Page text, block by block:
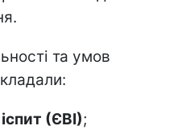
та умов
(ЄВІ);